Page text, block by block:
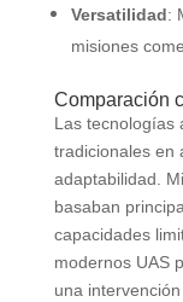
Versatilidad:
misiones
Comparación
Las tecnologías
tradicionales en
adaptabilidad.
basaban
capacidades
modernos UAS
una